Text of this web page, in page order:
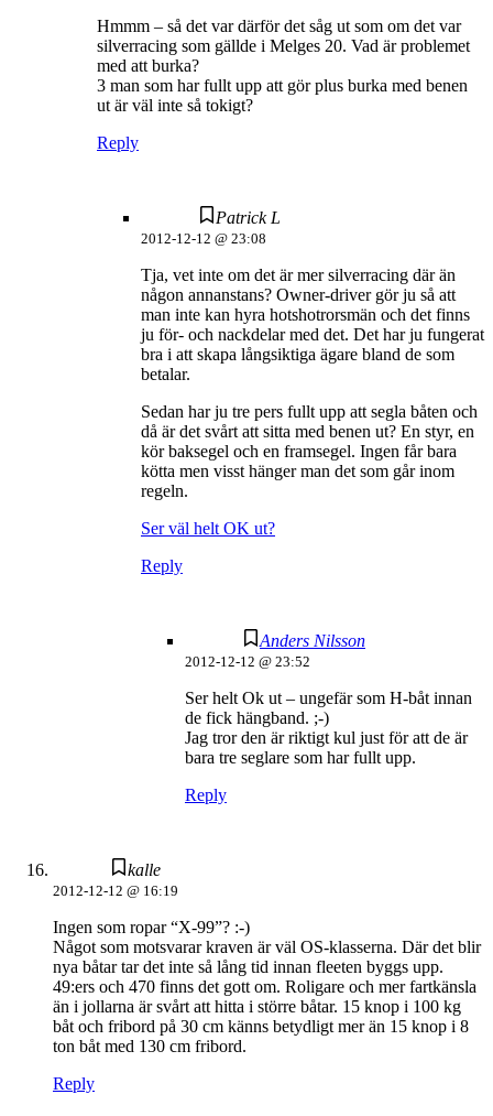
Hmmm – så det var därför det såg ut som om det var
silverracing som gällde i Melges 20. Vad är problemet
med att burka?
3 man som har fullt upp att gör plus burka med benen
ut är väl inte så tokigt?
Reply
Patrick L
2012-12-12 @ 23:08
Tja, vet inte om det är mer silverracing där än
någon annanstans? Owner-driver gör ju så att
man inte kan hyra hotshotrorsmän och det finns
ju för- och nackdelar med det. Det har ju fungerat
bra i att skapa långsiktiga ägare bland de som
betalar.
Sedan har ju tre pers fullt upp att segla båten och
då är det svårt att sitta med benen ut? En styr, en
kör baksegel och en framsegel. Ingen får bara
kötta men visst hänger man det som går inom
regeln.
Ser väl helt OK ut?
Reply
Anders Nilsson
2012-12-12 @ 23:52
Ser helt Ok ut – ungefär som H-båt innan
de fick hängband. ;-)
Jag tror den är riktigt kul just för att de är
bara tre seglare som har fullt upp.
Reply
kalle
2012-12-12 @ 16:19
Ingen som ropar “X-99”? :-)
Något som motsvarar kraven är väl OS-klasserna. Där det blir
nya båtar tar det inte så lång tid innan fleeten byggs upp.
49:ers och 470 finns det gott om. Roligare och mer fartkänsla
än i jollarna är svårt att hitta i större båtar. 15 knop i 100 kg
båt och fribord på 30 cm känns betydligt mer än 15 knop i 8
ton båt med 130 cm fribord.
Reply